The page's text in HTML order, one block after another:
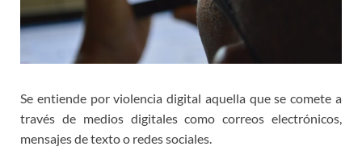
Se entiende por violencia digital aquella que se comete a
través de medios digitales como correos electrónicos,
mensajes de texto o redes sociales.